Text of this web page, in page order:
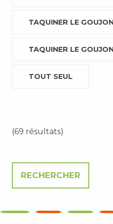
TAQUINER LE
TAQUINER LE
TOUT SEUL
(69 résultats)